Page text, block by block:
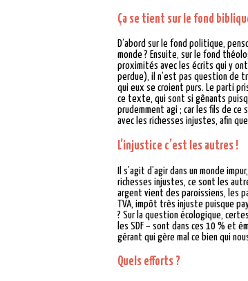
Ça se tient sur le fond
D’abord sur le fond politique,
monde ? Ensuite, sur le fond
proximités avec les écrits qui y
perdue), il n’est pas question de
qui eux se croient purs. Le parti
ce texte, qui sont si gênants
prudemment agi ; car les fils de ce
avec les richesses injustes, afin
L’injustice c’est les autres !
Il s’agit d’agir dans un monde
richesses injustes, ce sont les
argent vient des paroissiens, les
TVA, impôt très injuste puisque
? Sur la question écologique,
les SDF – sont dans ces 10 % et
gérant qui gère mal ce bien qui
Quels efforts ?